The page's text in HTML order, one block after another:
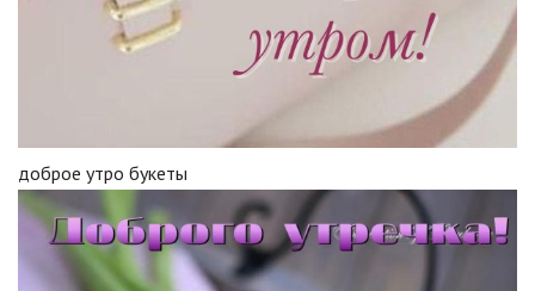
доброе утро букеты